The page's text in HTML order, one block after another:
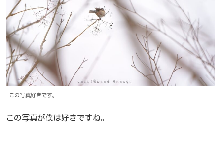
この写真好きです。
この写真が僕は好きですね。